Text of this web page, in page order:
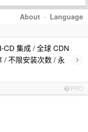
About · Language
CD 集成 / 全球 CDN
/ 不限安装次数 / 永
›
PRO